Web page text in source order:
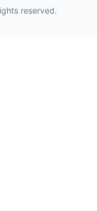
reserved.